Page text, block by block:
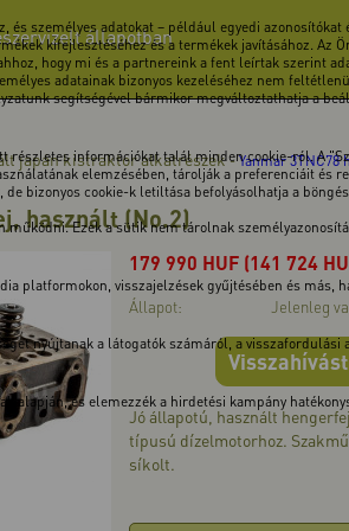
személyes adatokat – például egyedi
kifejlesztéséhez és a termékek javításához. Az
hogy mi és a partnereink a fent leírtak szerint
adatainak bizonyos kezeléséhez nem
segítségével bármikor megváltoztathatja a
információkat talál minden cookie-ról. A
elemzésében, tárolják a preferenciáit és
bizonyos cookie-k letiltása befolyásolhatja a
Ezek a sütik nem tárolnak
platformokon, visszajelzések gyűjtésében és más,
nyújtanak a látogatók számáról, a
alapján, és elemezzék a hirdetési kampány
állapotban
japán kistraktor alkatrészek-Yanmar 3TNC78
használt (No.2)
179 990 HUF (141 724
Állapot: Jelenleg
Jó állapotú, használt
típusú dízelmotorhoz.
síkolt.